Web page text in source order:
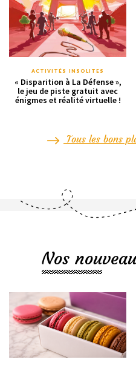
ACTIVITÉS INSOLITES
« Disparition à La Défense »,
le jeu de piste gratuit avec
énigmes et réalité virtuelle !
Tous les bons
Nos